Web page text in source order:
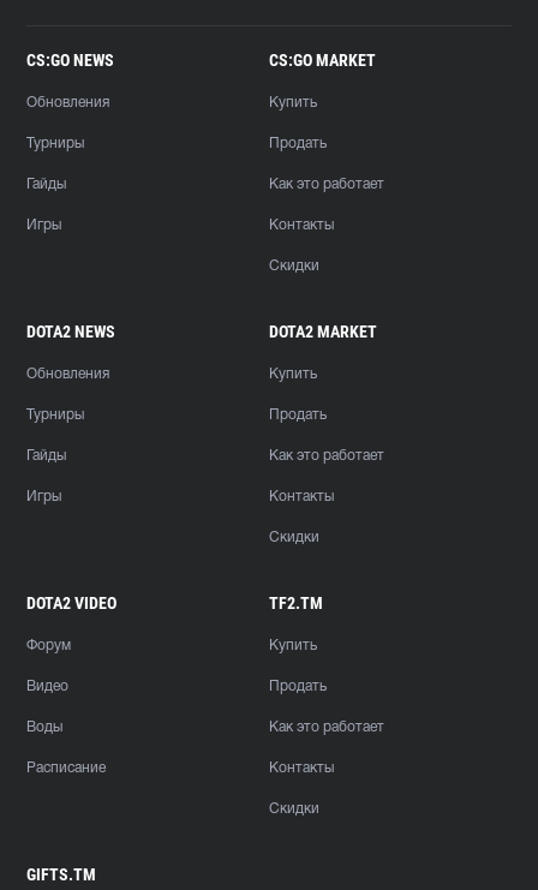
CS:GO NEWS
Обновления
Турниры
Гайды
Игры
CS:GO MARKET
Купить
Продать
Как это работает
Контакты
Скидки
DOTA2 NEWS
Обновления
Турниры
Гайды
Игры
DOTA2 MARKET
Купить
Продать
Как это работает
Контакты
Скидки
DOTA2 VIDEO
Форум
Видео
Воды
Расписание
TF2.TM
Купить
Продать
Как это работает
Контакты
Скидки
GIFTS.TM